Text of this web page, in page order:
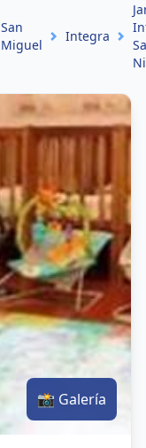
San
Miguel
Integra
📸 Galería